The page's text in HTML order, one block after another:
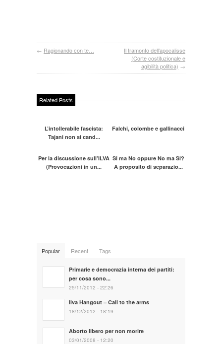
← Ragionando con te…
Il tramonto dell’apocalisse
(Corte costituzionale e
agibilità politica) →
Related Posts
L’intollerabile fascista:
Tajani non si cand...
Falchi, colombe e gallinacci
Per la discussione sull’ILVA
(Provocazioni in un...
Si ma No oppure No ma Si?
A proposito di separazio...
Popular Recent Tags
Primarie e democrazia interna dei partiti:
per cosa sono...
25/11/2012 - 22:26
Ilva Hangout – Call to the arms
18/12/2012 - 18:19
Aborto libero per non morire
03/01/2008 - 12:20